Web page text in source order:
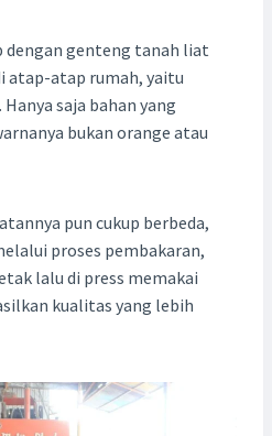
genteng tanah liat
atap-atap rumah, yaitu
saja bahan yang
bukan orange atau
pun cukup berbeda,
proses pembakaran,
lalu di press memakai
kualitas yang lebih